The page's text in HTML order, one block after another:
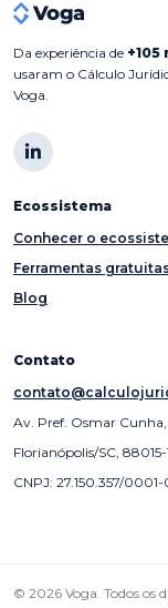
Da experiência de +105
usaram o Cálculo
Voga.
Ecossistema
Conhecer o
Ferramentas
Blog
Contato
Av. Pref. Osmar
Florianópolis/SC,
CNPJ: 27.150.357/0001-
© 2026 Voga. Todos os